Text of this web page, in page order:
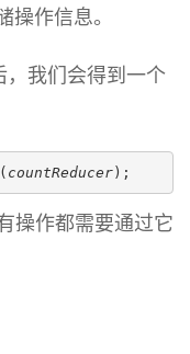
作信息。
我们会得到一个
countReducer);
操作都需要通过它